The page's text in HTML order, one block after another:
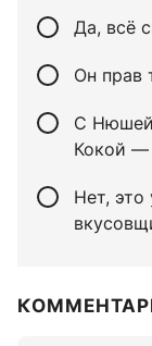
Да, всё
Он прав
С Нюшей
Кокой —
Нет,